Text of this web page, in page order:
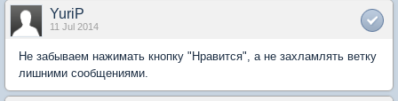
YuriP
11 Jul 2014
Не забываем нажимать кнопку "Нравится", а не захламлять ветку
лишними сообщениями.